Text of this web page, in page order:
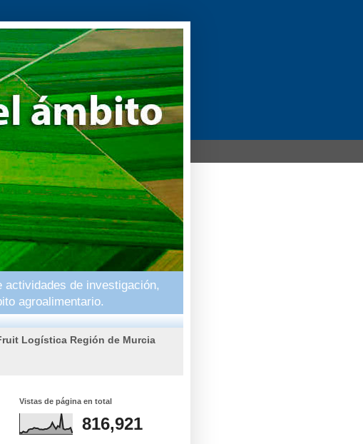
actividades de investigación,
agroalimentario.
Logística Región de Murcia
Vistas de página en total
816,921